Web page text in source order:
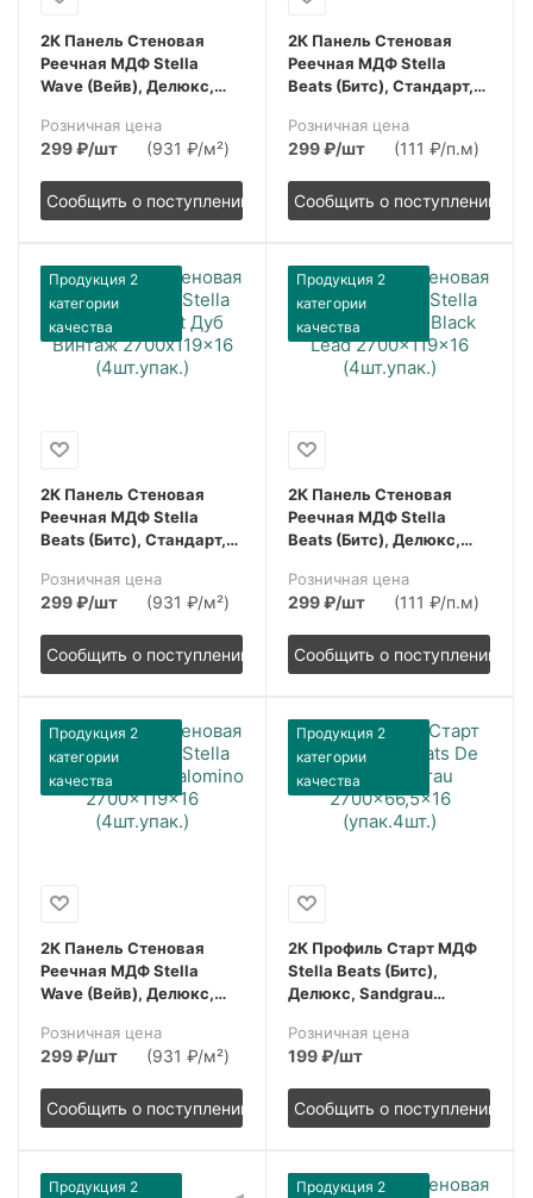
2К Панель Стеновая
Реечная МДФ Stella
Wave (Вейв), Делюкс,
2700x119x16, (4шт.упак.)
Розничная цена
299₽/шт (931 ₽/м²)
Сообщить о поступлении
2К Панель Стеновая
Реечная МДФ Stella
Beats (Битс), Стандарт,
2700x119x16, (4шт.упак.)
Розничная цена
299₽/шт (111 ₽/п.м)
Сообщить о поступлении
Продукция 2
категории
качества
2К Панель Стеновая
Реечная МДФ Stella
Beats (Битс), Стандарт,
2700x119x16, (4шт.упак.)
Розничная цена
299₽/шт (931 ₽/м²)
Сообщить о поступлении
Продукция 2
категории
качества
2К Панель Стеновая
Реечная МДФ Stella
Beats (Битс), Делюкс,
2700x119x16, (4шт.упак.)
Розничная цена
299₽/шт (111 ₽/п.м)
Сообщить о поступлении
Продукция 2
категории
качества
2К Панель Стеновая
Реечная МДФ Stella
Wave (Вейв), Делюкс,
2700x119x16, (4шт.упак.)
Розничная цена
299₽/шт (931 ₽/м²)
Сообщить о поступлении
Продукция 2
категории
качества
2К Профиль Старт МДФ
Stella Beats (Битс),
Делюкс, Sandgrau
(упак.4шт.)
Розничная цена
199₽/шт
Сообщить о поступлении
Продукция 2 Продукция 2